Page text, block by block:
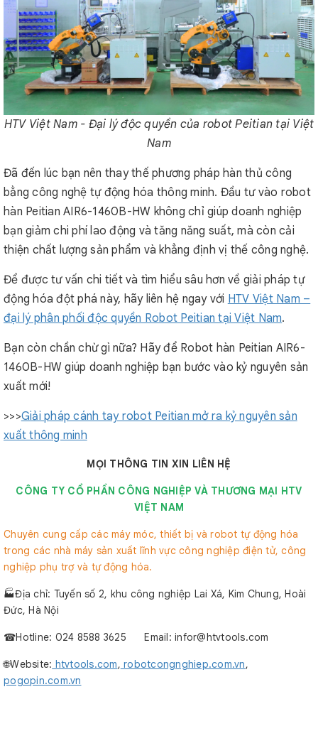
HTV Việt Nam - Đại lý độc quyền của robot Peitian tại Việt
Nam
Đã đến lúc bạn nên thay thế phương pháp hàn thủ công
bằng công nghệ tự động hóa thông minh. Đầu tư vào robot
hàn Peitian AIR6-1460B-HW không chỉ giúp doanh nghiệp
bạn giảm chi phí lao động và tăng năng suất, mà còn cải
thiện chất lượng sản phẩm và khẳng định vị thế công nghệ.
Để được tư vấn chi tiết và tìm hiểu sâu hơn về giải pháp tự
động hóa đột phá này, hãy liên hệ ngay với HTV Việt Nam –
đại lý phân phối độc quyền Robot Peitian tại Việt Nam.
Bạn còn chần chừ gì nữa? Hãy để Robot hàn Peitian AIR6-
1460B-HW giúp doanh nghiệp bạn bước vào kỷ nguyên sản
xuất mới!
>>>Giải pháp cánh tay robot Peitian mở ra kỷ nguyên sản
xuất thông minh
MỌI THÔNG TIN XIN LIÊN HỆ
CÔNG TY CỔ PHẦN CÔNG NGHIỆP VÀ THƯƠNG MẠI HTV
VIỆT NAM
Chuyên cung cấp các máy móc, thiết bị và robot tự động hóa
trong các nhà máy sản xuất lĩnh vực công nghiệp điện tử, công
nghiệp phụ trợ và tự động hóa.
🏭Địa chỉ: Tuyến số 2, khu công nghiệp Lai Xá, Kim Chung, Hoài
Đức, Hà Nội
☎︎Hotline: 024 8588 3625 Email: infor@htvtools.com
🌐Website: htvtools.com, robotcongnghiep.com.vn,
pogopin.com.vn